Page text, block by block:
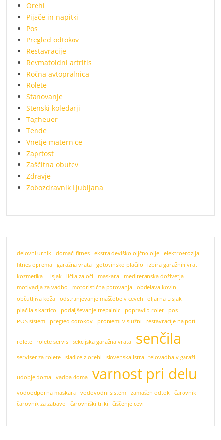
Orehi
Pijače in napitki
Pos
Pregled odtokov
Restavracije
Revmatoidni artritis
Ročna avtopralnica
Rolete
Stanovanje
Stenski koledarji
Tagheuer
Tende
Vnetje maternice
Zaprtost
Zaščitna obutev
Zdravje
Zobozdravnik Ljubljana
delovni urnik domači fitnes ekstra deviško oljčno olje
elektroerozija
fitnes oprema
garažna vrata gotovinsko plačilo
izbira garažnih vrat
kozmetika
Lisjak ličila za oči maskara
mediteranska doživetja
motivacija za vadbo
motoristična potovanja
obdelava kovin
občutljiva koža
odstranjevanje maščobe v ceveh
oljarna Lisjak
plačila s kartico
podaljševanje trepalnic popravilo rolet
pos
POS sistem
pregled odtokov problemi v službi restavracije na poti
rolete rolete servis sekcijska garažna vrata senčila
serviser za rolete sladice z orehi slovenska Istra telovadba v garaži
udobje doma vadba doma varnost pri delu
vodoodporna maskara vodovodni sistem zamašen odtok
čarovnik
čarovnik za zabavo
čarovniški triki čiščenje cevi